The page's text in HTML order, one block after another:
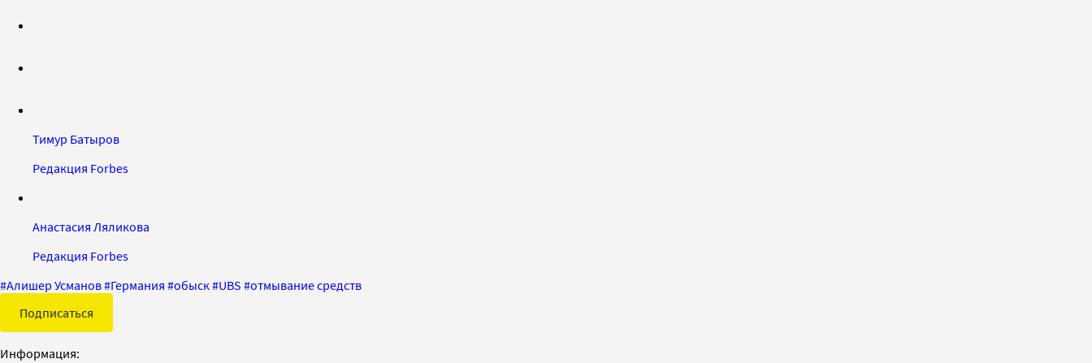
Тимур Батыров
Редакция Forbes
Анастасия Ляликова
Редакция Forbes
#Алишер Усманов#Германия #обыск#UBS #отмывание средств
Подписаться
Информация: